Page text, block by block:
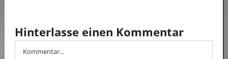
Hinterlasse einen Kommentar
Kommentar